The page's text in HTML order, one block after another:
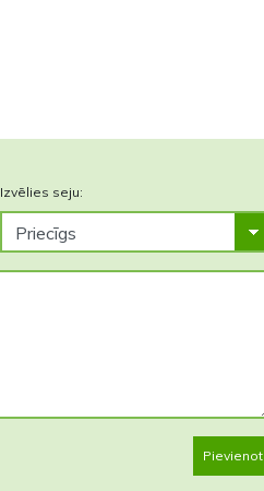
Izvēlies seju:
Pievienot